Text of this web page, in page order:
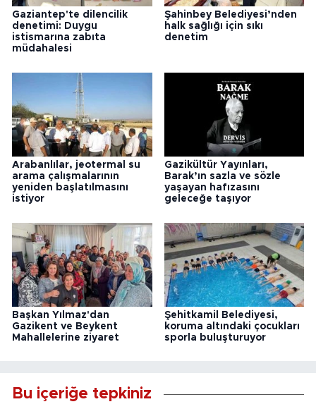
Gaziantep'te dilencilik
denetimi: Duygu
istismarına zabıta
müdahalesi
Şahinbey Belediyesi’nden
halk sağlığı için sıkı
denetim
Arabanlılar, jeotermal su
arama çalışmalarının
yeniden başlatılmasını
istiyor
Gazikültür Yayınları,
Barak’ın sazla ve sözle
yaşayan hafızasını
geleceğe taşıyor
Başkan Yılmaz'dan
Gazikent ve Beykent
Mahallelerine ziyaret
Şehitkamil Belediyesi,
koruma altındaki çocukları
sporla buluşturuyor
Bu içeriğe tepkiniz